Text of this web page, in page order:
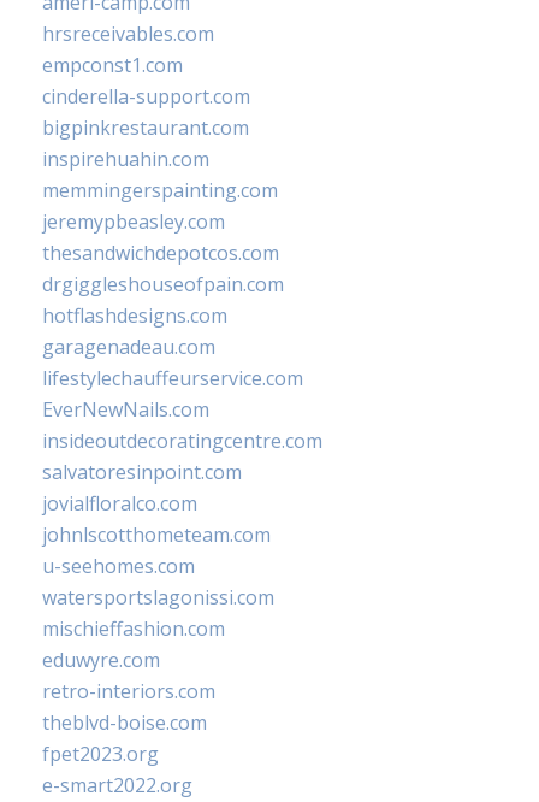
hrsreceivables.com
empconst1.com
cinderella-support.com
bigpinkrestaurant.com
inspirehuahin.com
memmingerspainting.com
jeremypbeasley.com
thesandwichdepotcos.com
drgiggleshouseofpain.com
hotflashdesigns.com
garagenadeau.com
lifestylechauffeurservice.com
EverNewNails.com
insideoutdecoratingcentre.com
salvatoresinpoint.com
jovialfloralco.com
johnlscotthometeam.com
u-seehomes.com
watersportslagonissi.com
mischieffashion.com
eduwyre.com
retro-interiors.com
theblvd-boise.com
fpet2023.org
e-smart2022.org